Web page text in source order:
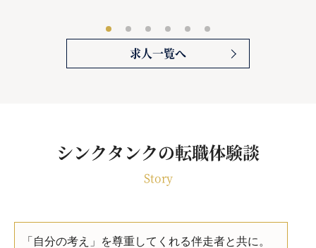
求人一覧へ
シンクタンクの転職体験談
Story
「自分の考え」を尊重してくれる伴走者と共に。